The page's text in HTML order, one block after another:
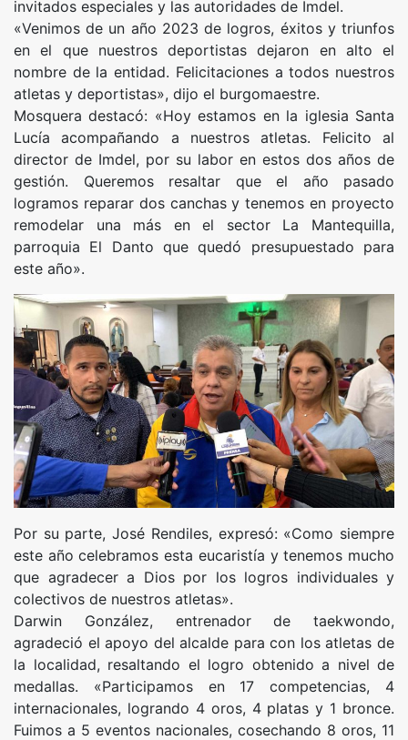
invitados especiales y las autoridades de Imdel.
«Venimos de un año 2023 de logros, éxitos y triunfos
en el que nuestros deportistas dejaron en alto el
nombre de la entidad. Felicitaciones a todos nuestros
atletas y deportistas», dijo el burgomaestre.
Mosquera destacó: «Hoy estamos en la iglesia Santa
Lucía acompañando a nuestros atletas. Felicito al
director de Imdel, por su labor en estos dos años de
gestión. Queremos resaltar que el año pasado
logramos reparar dos canchas y tenemos en proyecto
remodelar una más en el sector La Mantequilla,
parroquia El Danto que quedó presupuestado para
este año».
Por su parte, José Rendiles, expresó: «Como siempre
este año celebramos esta eucaristía y tenemos mucho
que agradecer a Dios por los logros individuales y
colectivos de nuestros atletas».
Darwin González, entrenador de taekwondo,
agradeció el apoyo del alcalde para con los atletas de
la localidad, resaltando el logro obtenido a nivel de
medallas. «Participamos en 17 competencias, 4
internacionales, logrando 4 oros, 4 platas y 1 bronce.
Fuimos a 5 eventos nacionales, cosechando 8 oros, 11